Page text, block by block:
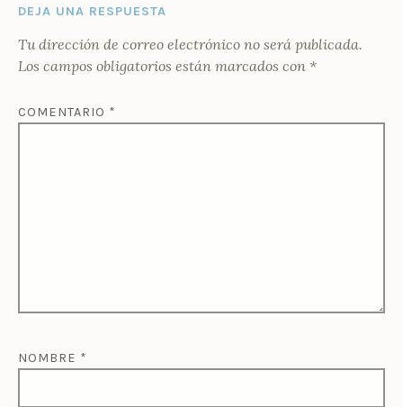
DEJA UNA RESPUESTA
Tu dirección de correo electrónico no será publicada.
Los campos obligatorios están marcados con *
COMENTARIO *
NOMBRE *